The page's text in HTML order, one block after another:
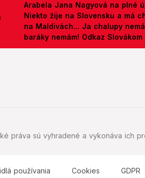
Arabela Jana Nagyová na plné
Niekto žije na Slovensku a má
na Maldivách... Ja chalupy
baráky nemám! Odkaz Slovákom
práva sú vyhradené a vykonáva ich
používania Cookies GDPR